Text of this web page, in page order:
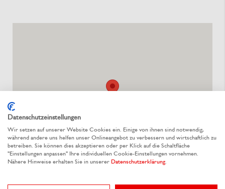
Datenschutzeinstellungen
Wir setzen auf unserer Website Cookies ein. Einige von ihnen sind notwendig,
während andere uns helfen unser Onlineangebot zu verbessern und wirtschaftlich zu
betreiben. Sie können dies akzeptieren oder per Klick auf die Schaltfläche
"Einstellungen anpassen" Ihre individuellen Cookie-Einstellungen vornehmen.
Nähere Hinweise erhalten Sie in unserer Datenschutzerklärung